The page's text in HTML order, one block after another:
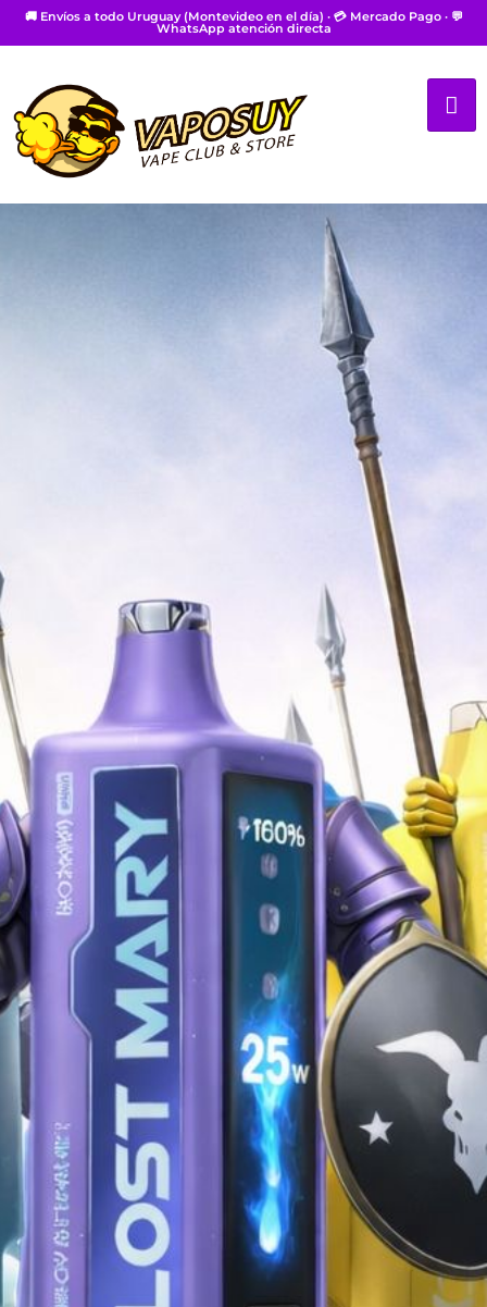
🚚 Envíos a todo Uruguay (Montevideo en el día) · 💳 Mercado Pago · 💬
WhatsApp atención directa